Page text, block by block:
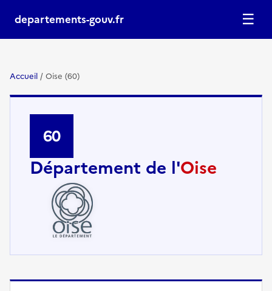
departements-gouv.fr ☰
Accueil / Oise (60)
60
Département de l'Oise